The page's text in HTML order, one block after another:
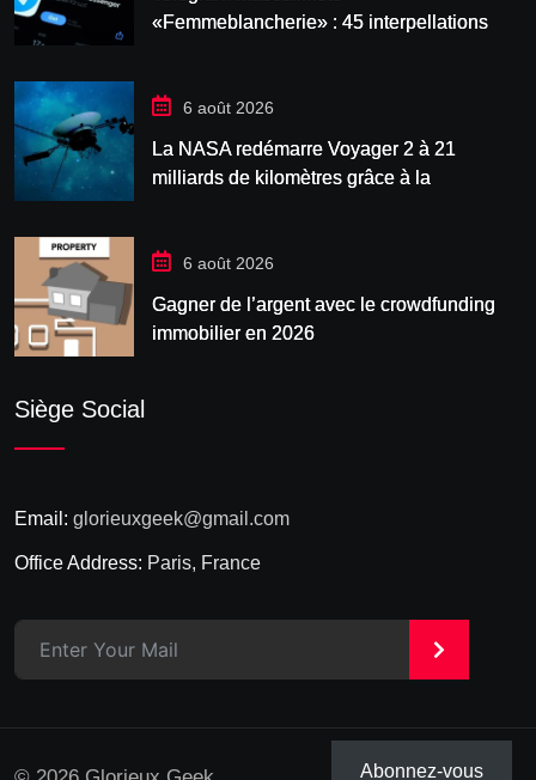
«Femmeblancherie» : 45 interpellations
6 août 2026
La NASA redémarre Voyager 2 à 21
milliards de kilomètres grâce à la
6 août 2026
Gagner de l’argent avec le crowdfunding
immobilier en 2026
Siège Social
Email: glorieuxgeek@gmail.com
Office Address: Paris, France
>
Abonnez-vous